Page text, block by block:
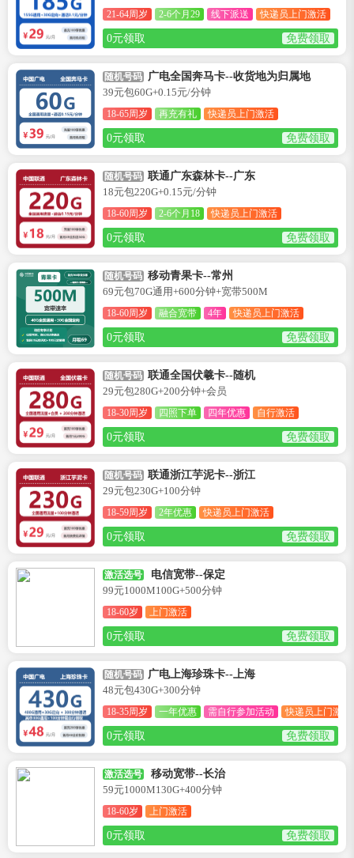
21-64周岁 2-6个月29 线下派送 快递员上门激活
0元领取 免费领取
随机号码 广电全国奔马卡--收货地为归属地
39元包60G+0.15元/分钟
18-65周岁 再充有礼 快递员上门激活
0元领取 免费领取
随机号码 联通广东森林卡--广东
18元包220G+0.15元/分钟
18-60周岁 2-6个月18 快递员上门激活
0元领取 免费领取
随机号码 移动青果卡--常州
69元包70G通用+600分钟+宽带500M
18-60周岁 融合宽带 4年 快递员上门激活
0元领取 免费领取
随机号码 联通全国伏羲卡--随机
29元包280G+200分钟+会员
18-30周岁 四照下单 四年优惠 自行激活
0元领取 免费领取
随机号码 联通浙江芋泥卡--浙江
29元包230G+100分钟
18-59周岁 2年优惠 快递员上门激活
0元领取 免费领取
激活选号
电信宽带--保定
99元1000M100G+500分钟
18-60岁 上门激活
0元领取 免费领取
随机号码 广电上海珍珠卡--上海
48元包430G+300分钟
18-35周岁 一年优惠 需自行参加活动 快递员上门激活
0元领取 免费领取
激活选号
移动宽带--长治
59元1000M130G+400分钟
18-60岁 上门激活
0元领取 免费领取